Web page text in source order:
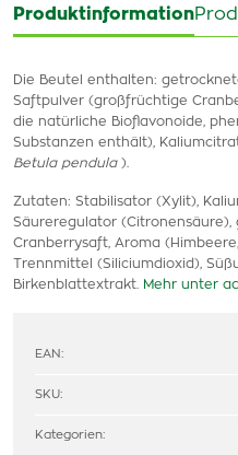
Produktinformation
Die Beutel enthalten:
Saftpulver (großfrüchtige
die natürliche Bioflavonoide,
Substanzen enthält),
Betula pendula).
Zutaten: Stabilisator (Xylit),
Säureregulator
Cranberrysaft, Aroma
Trennmittel (Siliciumdioxid),
Birkenblattextrakt. Mehr unter
EAN:
SKU:
Kategorien: